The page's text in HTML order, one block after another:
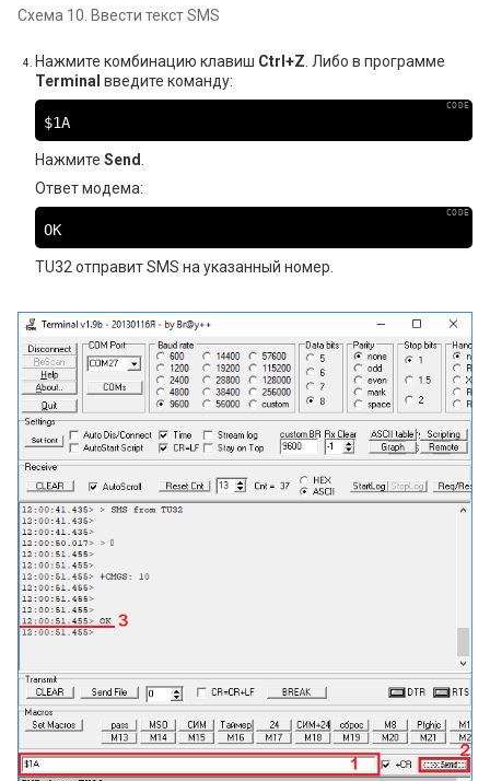
Схема 10. Ввести текст SMS
Нажмите комбинацию клавиш Ctrl+Z . Либо в программе
Terminal введите команду:
$1A
Нажмите Send
Ответ модема:
ОК
TU32 отправит SMS на указанный номер.